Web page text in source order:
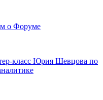
о Форуме
класс Юрия Шевцова по